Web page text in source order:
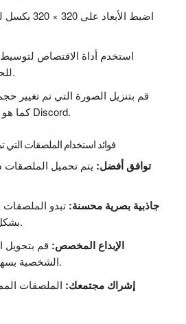
اضبط
للحصول على أفضل مظهر.
قم بتنزيل الصورة التي تم تغيير
PNG، كما هو مطلوب بواسطة Discord.
فوائد استخدام الملصقات
توافق أفضل: يتم تحميل الملصقات
جاذبية بصرية محسنة:تبدو الملصقات
بشكل صحيح حادة واحترافية.
الإبداع المخصص: قم بتحويل
الشخصية بسهولة إلى ملصقات فريدة.
إشراك مجتمعك: الملصقات